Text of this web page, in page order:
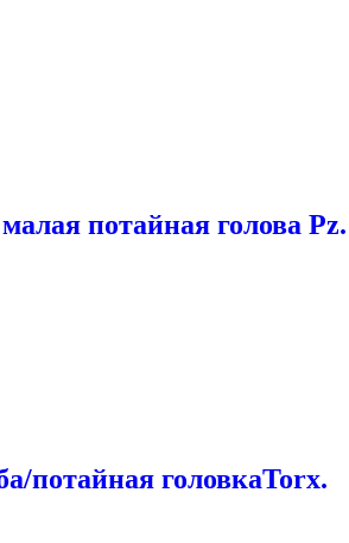
потайная голова Pz.
потайная головкаTorx.